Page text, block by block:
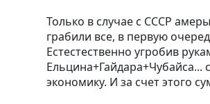
Только в случае с СССР
грабили все, в первую
Естестественно угробив
Ельцина+Гайдара+Чубайса...
экономику. И за счет этого